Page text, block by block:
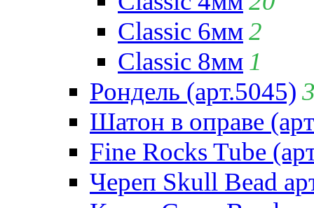
Classic 6мм2
Classic 8мм 1
Рондель (арт.5045)
Шатон в оправе
Fine Rocks Tube
Череп Skull Bead